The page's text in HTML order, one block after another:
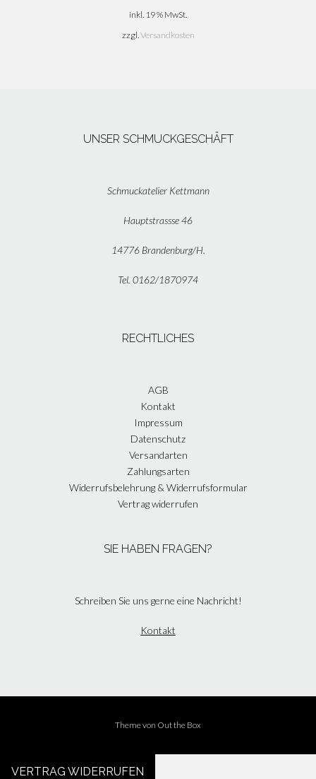
inkl. 19 % MwSt.
zzgl.Versandkosten
UNSER SCHMUCKGESCHÄFT
Schmuckatelier Kettmann
Hauptstrassse 46
14776 Brandenburg/H.
Tel. 0162/1870974
RECHTLICHES
AGB
Kontakt
Impressum
Datenschutz
Versandarten
Zahlungsarten
Widerrufsbelehrung & Widerrufsformular
Vertrag widerrufen
SIE HABEN FRAGEN?
Schreiben Sie uns gerne eine Nachricht!
Kontakt
Theme von Out the Box
VERTRAG WIDERRUFEN